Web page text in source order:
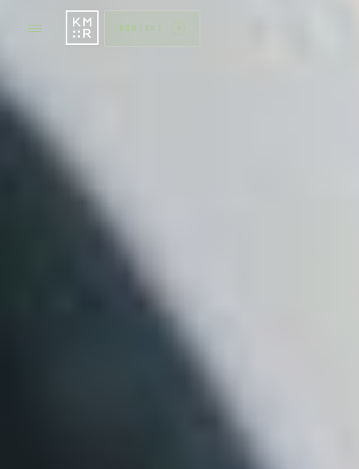
KONTAKT